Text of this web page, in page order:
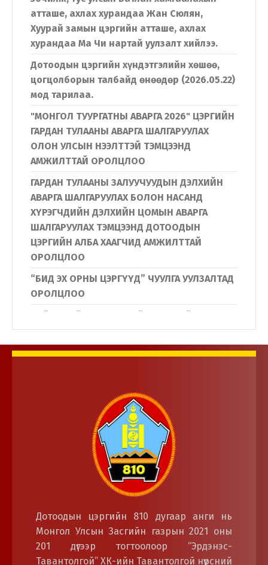
атташе, ахлах хурандаа Жан Сюлян,
Хуурай замын цэргийн атташе, ахлах
хурандаа Ма Чи нартай уулзалт хийлээ.
Дотоодын цэргийн хүндэтгэлийн хөшөө,
цогцолборын талбайд өнөөдөр (2026.05.22)
мод тарилаа.
"МОНГОЛ ТУУРГАТНЫ АВАРГА 2026" ЦЭРГИЙН
ГАРДАН ТУЛААНЫ АВАРГА ШАЛГАРУУЛАХ
ОЛОН УЛСЫН НЭЭЛТТЭЙ ТЭМЦЭЭНД
АМЖИЛТТАЙ ОРОЛЦЛОО
ГАРДАН ТУЛААНЫ ЗАЛУУЧУУДЫН ДЭЛХИЙН
АВАРГА ШАЛГАРУУЛАХ БОЛОН НАСАНД
ХҮРЭГЧДИЙН ДЭЛХИЙН ЦОМЫН АВАРГА
ШАЛГАРУУЛАХ ТЭМЦЭЭНД ДОТООДЫН
ЦЭРГИЙН АЛБА ХААГЧИД АМЖИЛТТАЙ
ОРОЛЦЛОО
“БИД ЭХ ОРНЫ ЦЭРГҮҮД” ЧУУЛГА УУЛЗАЛТАД
ОРОЛЦЛОО
Нийслэлийн Дүүргүүдийн Иргэдийн
Дотоодын цэргийн байгууллагын үйл
ажиллагаатай танилцлаа.
Дотоодын цэргийн 810 дугаар анги нь
Монгол Улсын Засгийн газрын 2021 оны
201 дүгээр тогтоолоор “Эрдэнэс-
Тавантолгой” ХК-ийн Тавантолгой нүүрсний